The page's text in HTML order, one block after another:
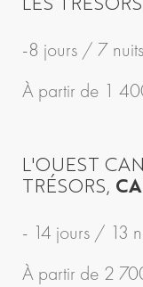
LES
-8 jours / 7 nuits
À partir de 1
L'OUEST
TRÉSORS,
- 14 jours / 13
À partir de 2